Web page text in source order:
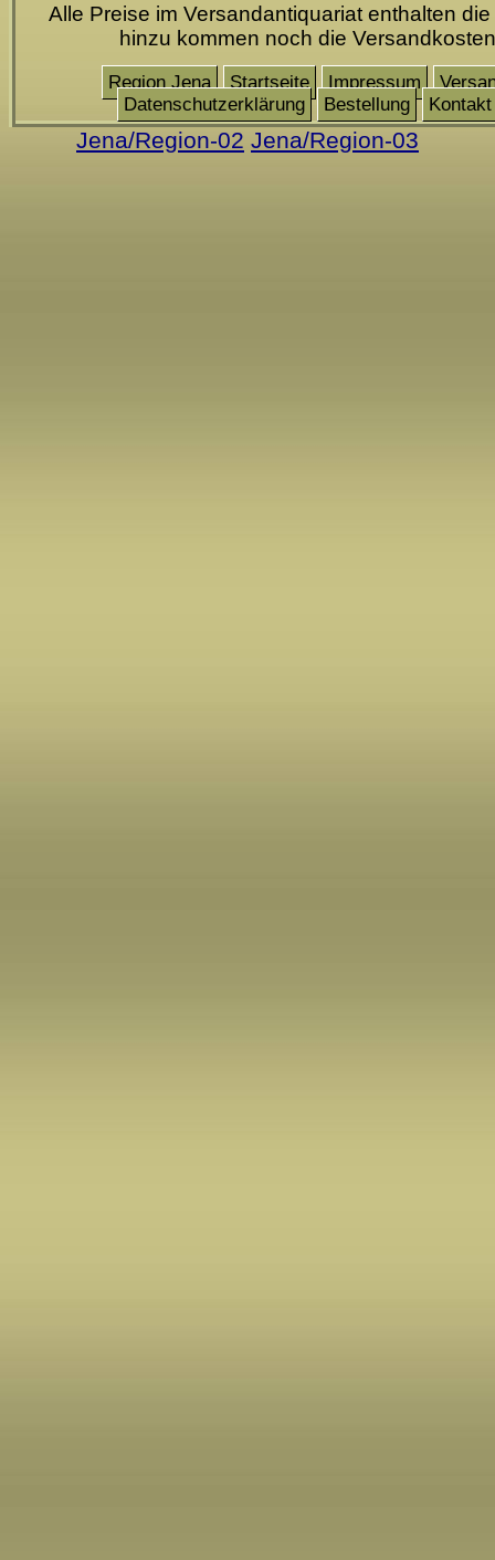
Alle Preise im Versandantiquariat enthalten die
hinzu kommen noch die Versandkosten
Region Jena Startseite Impressum
Datenschutzerklärung
Bestellung Kontakt
Jena/Region-02 Jena/Region-03